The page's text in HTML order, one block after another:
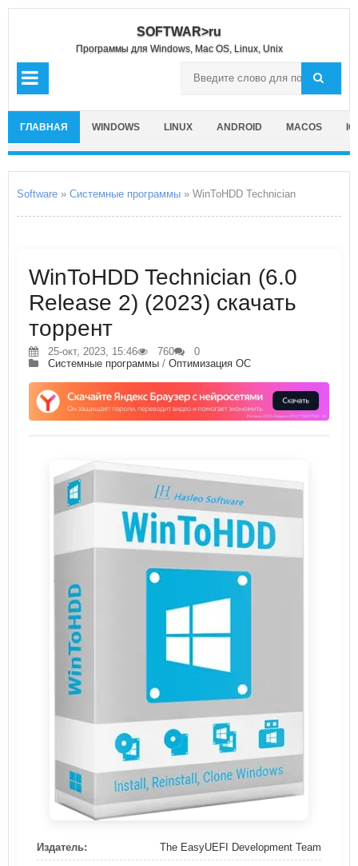
SOFTWAR>ru
Программы для Windows, Mac OS, Linux, Unix
ГЛАВНАЯ WINDOWS LINUX ANDROID MACOS
Software » Системные программы » WinToHDD Technician
WinToHDD Technician (6.0
Release 2) (2023) скачать
торрент
25-окт, 2023, 15:46 760
0
Системные программы / Оптимизация ОС
Издатель: The EasyUEFI Development Team